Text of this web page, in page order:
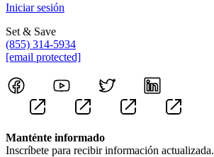
Iniciar sesión
Set & Save
(855) 314-5934
[email protected]
Manténte informado
Inscríbete para recibir información actualizada.